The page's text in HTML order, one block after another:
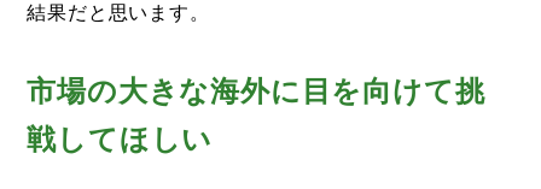
結果だと思います。
市場の大きな海外に目を向けて挑
戦してほしい